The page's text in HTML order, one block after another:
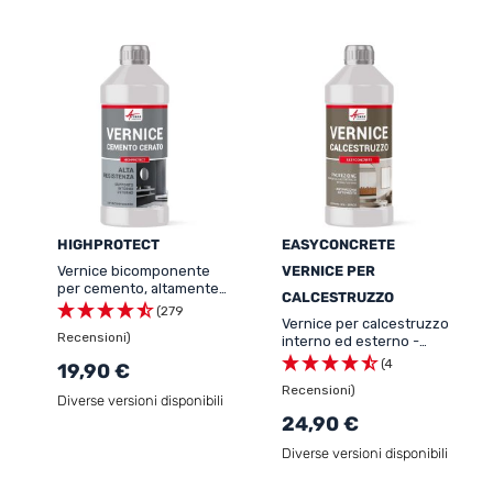
HIGHPROTECT
Vernice bicomponente
per cemento, altamente
resistente -
HIGHPROTECT
(279
Recensioni)
19,90 €
Diverse versioni disponibili
EASYCONCRETE
VERNICE PER
CALCESTRUZZO
Vernice per calcestruzzo
interno ed esterno -
EASYCONCRETE(4
Recensioni)
24,90 €
Diverse versioni disponibili